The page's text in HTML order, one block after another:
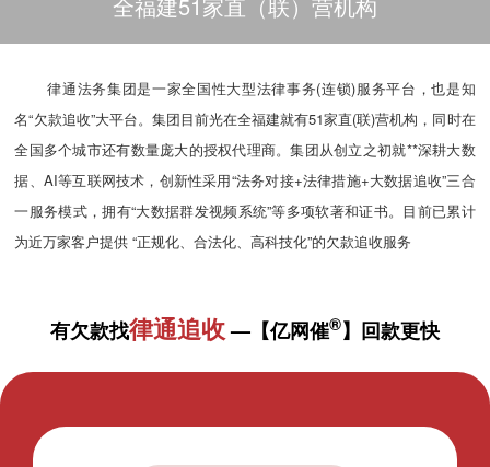
律通法务集团是一家全国性大型法律事务(连锁)服务平台，也是知
名“欠款追收”大平台。集团目前光在全福建就有51家直(联)营机构，同时在
全国多个城市还有数量庞大的授权代理商。集团从创立之初就**深耕大数
据、AI等互联网技术，创新性采用“法务对接+法律措施+大数据追收”三合
一服务模式，拥有“大数据群发视频系统”等多项软著和证书。目前已累计
为近万家客户提供 “正规化、合法化、高科技化”的欠款追收服务
有欠款找律通追收—【亿网催®】回款更快